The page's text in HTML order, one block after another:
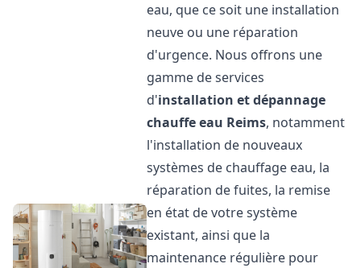
eau, que ce soit une installation
neuve ou une réparation
d'urgence. Nous offrons une
gamme de services
d'installation et dépannage
chauffe eau Reims, notamment
l'installation de nouveaux
systèmes de chauffage eau, la
réparation de fuites, la remise
en état de votre système
existant, ainsi que la
maintenance régulière pour